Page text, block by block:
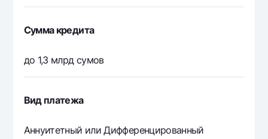
Сумма кредита
до 1,3 млрд сумов
Вид платежа
Аннуитетный или Дифференцированный